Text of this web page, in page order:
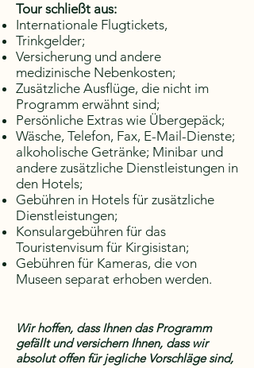
Tour schließt aus:
Internationale Flugtickets,
Trinkgelder;
Versicherung und andere
medizinische Nebenkosten;
Zusätzliche Ausflüge, die nicht im
Programm erwähnt sind;
Persönliche Extras wie Übergepäck;
Wäsche, Telefon, Fax, E-Mail-Dienste;
alkoholische Getränke; Minibar und
andere zusätzliche Dienstleistungen in
den Hotels;
Gebühren in Hotels für zusätzliche
Dienstleistungen;
Konsulargebühren für das
Touristenvisum für Kirgisistan;
Gebühren für Kameras, die von
Museen separat erhoben werden.
Wir hoffen, dass Ihnen das Programm
gefällt und versichern Ihnen, dass wir
absolut offen für jegliche Vorschläge sind,